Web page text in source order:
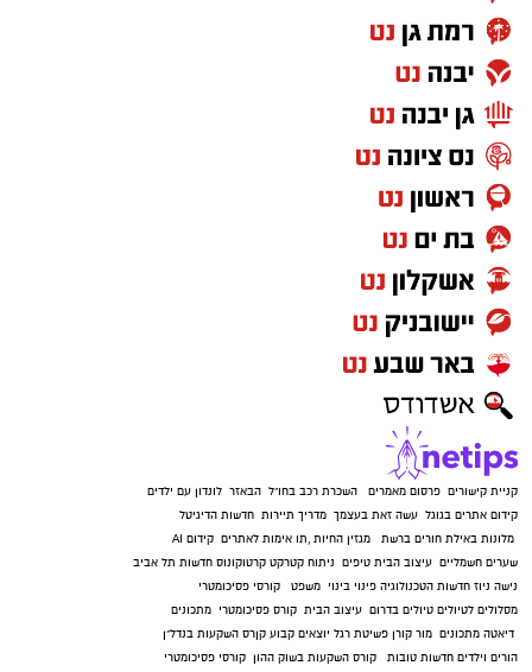
קניית קישורים פרסום מאמרים השכרת רכב בחו"ל הבאזר לונדון עם ילדים
קידום אתרים בגוגל עשה זאת בעצמך מדריך תיירות חדשות הדיגיטל
מלונות באילת חורים ברשת מגזין החיות ,תו אימות לאתרים קידום AI
שערים חשמליים עיצוב הבית טיפים ניתוח קטרקט קרטוקונוס חדשות תל אביב
נישה ניוז חדשות הטכנולוגיה פינוי בינוי משפט
קורסי פסיכומטרי
מסלולים לטיולים טיולים בדרום עיצוב הבית קורס פסיכומטרי מתכונים
דיאטה מתכונים מור קורן פשיטת רגל יוצאים קבוע קןרס השקעות בנדל"ן
הורים וילדים חדשות טובות קורס השקעות בשוק ההון קורסי פסיכומטרי